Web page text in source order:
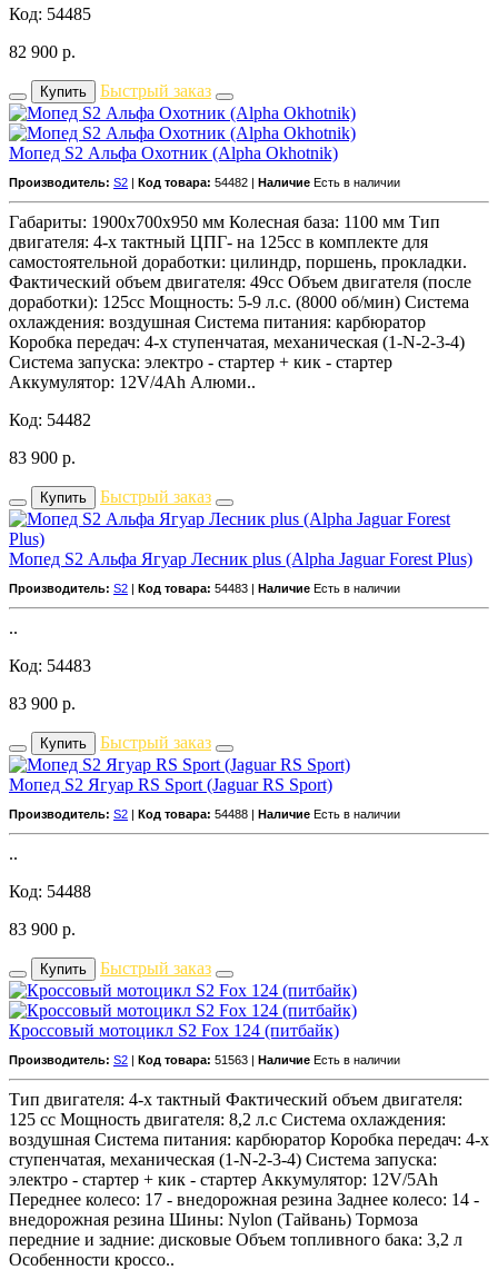
Код: 54485
82 900 р.
Купить Быстрый заказ
Мопед S2 Альфа Охотник (Alpha Okhotnik)
Производитель: S2 | Код товара: 54482 | Наличие Есть в наличии
Габариты: 1900х700х950 мм Колесная база: 1100 мм Тип
двигателя: 4-х тактный ЦПГ- на 125сс в комплекте для
самостоятельной доработки: цилиндр, поршень, прокладки.
Фактический объем двигателя: 49сс Объем двигателя (после
доработки): 125сс Мощность: 5-9 л.с. (8000 об/мин) Система
охлаждения: воздушная Система питания: карбюратор
Коробка передач: 4-х ступенчатая, механическая (1-N-2-3-4)
Система запуска: электро - стартер + кик - стартер
Аккумулятор: 12V/4Ah Алюми..
Код: 54482
83 900 р.
Купить Быстрый заказ
Мопед S2 Альфа Ягуар Лесник plus (Alpha Jaguar Forest Plus)
Производитель: S2 | Код товара: 54483 | Наличие Есть в наличии
..
Код: 54483
83 900 р.
Купить Быстрый заказ
Мопед S2 Ягуар RS Sport (Jaguar RS Sport)
Производитель: S2 | Код товара: 54488 | Наличие Есть в наличии
..
Код: 54488
83 900 р.
Купить Быстрый заказ
Кроссовый мотоцикл S2 Fox 124 (питбайк)
Производитель: S2 | Код товара: 51563 | Наличие Есть в наличии
Тип двигателя: 4-х тактный Фактический объем двигателя:
125 сс Мощность двигателя: 8,2 л.с Система охлаждения:
воздушная Система питания: карбюратор Коробка передач: 4-х
ступенчатая, механическая (1-N-2-3-4) Система запуска:
электро - стартер + кик - стартер Аккумулятор: 12V/5Ah
Переднее колесо: 17 - внедорожная резина Заднее колесо: 14 -
внедорожная резина Шины: Nylon (Тайвань) Тормоза
передние и задние: дисковые Объем топливного бака: 3,2 л
Особенности кроссо..